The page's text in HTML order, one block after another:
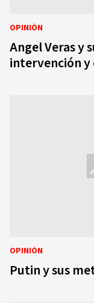
OPINIÓN
Angel Veras y
intervención
OPINIÓN
Putin y sus